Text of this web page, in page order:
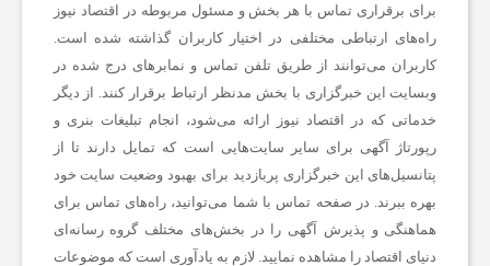
برای برقراری تماس با هر بخش و مسئول مربوطه در اقتصاد نیوز
راه‌های ارتباطی مختلفی در اختیار کاربران گذاشته شده است.
کاربران می‌توانند از طریق تلفن تماس و نمابرهای درج شده در
وبسایت این خبرگزاری با بخش مدنظر ارتباط برقرار کنند. از دیگر
خدماتی که در اقتصاد نیوز ارائه می‌شود، انجام تبلیغات بنری و
رپورتاژ آگهی برای سایر سایت‌هایی است که تمایل دارند تا از
پتانسیل‌های این خبرگزاری پربازدید برای بهبود وضعیت سایت خود
بهره ببرند. در صفحه تماس با شما می‌توانید، راه‌های تماس برای
هماهنگی و پذیرش آگهی را در بخش‌های مختلف گروه رسانه‌ای
دنیای اقتصاد را مشاهده نمایید. لازم به یادآوری است که موضوعات